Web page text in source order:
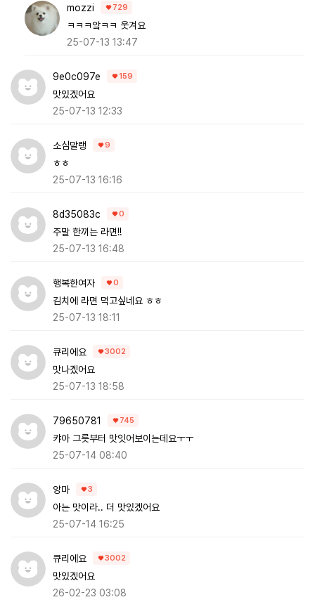
mozzi 729
ㅋㅋㅋ앜ㅋㅋ 웃겨요
25-07-13 13:47
9e0c097e 159
맛있겠어요
25-07-13 12:33
소심말랭 9
ㅎㅎ
25-07-13 16:16
8d35083c 0
주말 한끼는 라면!!
25-07-13 16:48
행복한여자 0
김치에 라면 먹고싶네요 ㅎㅎ
25-07-13 18:11
큐리에요 3002
맛나겠어요
25-07-13 18:58
79650781 745
캬아 그릇부터 맛잇어보이는데요ㅜㅜ
25-07-14 08:40
앙마 3
아는 맛이라.. 더 맛있겠어요
25-07-14 16:25
큐리에요 3002
맛있겠어요
26-02-23 03:08